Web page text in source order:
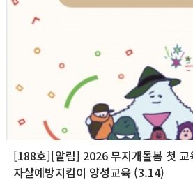
[188호][알림] 2026 무지개돌봄 첫 교
자살예방지킴이 양성교육 (3.14)